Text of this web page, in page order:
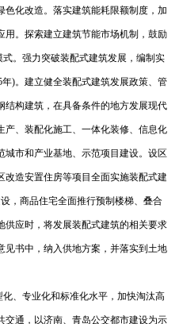
化改造。落实建筑能耗限额制度，加
用。探索建立建筑节能市场机制，鼓励
。强力突破装配式建筑发展，编制实
)。建立健全装配式建筑发展政策、管
结构建筑，在具备条件的地方发展现代
产、装配化施工、一体化装修、信息化
城市和产业基地、示范项目建设。设区
改造安置住房等项目全面实施装配式建
，商品住宅全面推行预制楼梯、叠合
供应时，将发展装配式建筑的相关要求
见书中，纳入供地方案，并落实到土地
、专业化和标准化水平，加快淘汰高
交通，以济南、青岛公交都市建设为示